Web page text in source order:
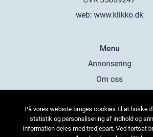
web: www.klikko.dk
Menu
Annonsering
Om oss
Kontakta oss
Sitemap
På vores website bruges cookies til at huske
statistik og personalisering af indhold og
information deles med tredjepart. Ved fortsat